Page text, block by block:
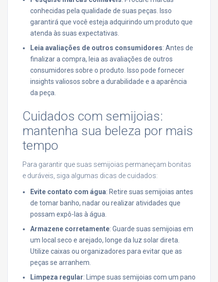
conhecidas pela qualidade de suas peças. Isso
garantirá que você esteja adquirindo um produto que
atenda às suas expectativas.
Leia avaliações de outros consumidores: Antes de
finalizar a compra, leia as avaliações de outros
consumidores sobre o produto. Isso pode fornecer
insights valiosos sobre a durabilidade e a aparência
da peça.
Cuidados com semijoias:
mantenha sua beleza por mais
tempo
Para garantir que suas semijoias permaneçam bonitas
e duráveis, siga algumas dicas de cuidados:
Evite contato com água: Retire suas semijoias antes
de tomar banho, nadar ou realizar atividades que
possam expô-las à água.
Armazene corretamente: Guarde suas semijoias em
um local seco e arejado, longe da luz solar direta.
Utilize caixas ou organizadores para evitar que as
peças se arranhem.
Limpeza regular: Limpe suas semijoias com um pano